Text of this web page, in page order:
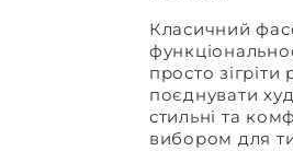
Класичний
просто
поєднувати
стильні та
вибором для